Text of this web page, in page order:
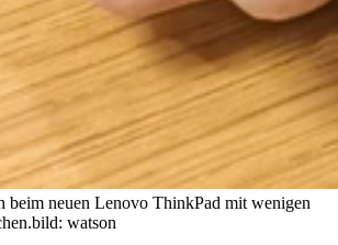
beim neuen Lenovo ThinkPad mit wenigen
bild: watson